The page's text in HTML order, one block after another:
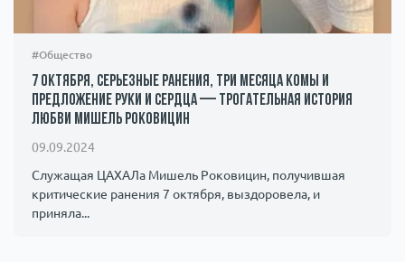
#Общество
7 октября, серьезные ранения, три месяца комы и
предложение руки и сердца — трогательная история
любви Мишель Роковицин
09.09.2024
Служащая ЦАХАЛа Мишель Роковицин, получившая
критические ранения 7 октября, выздоровела, и
приняла...